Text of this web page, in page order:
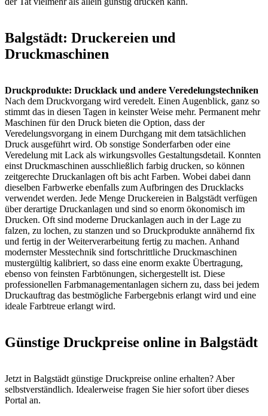
Balgstädt: Druckereien und
Druckmaschinen
Druckprodukte: Drucklack und andere Veredelungstechniken
Nach dem Druckvorgang wird veredelt. Einen Augenblick, ganz so
stimmt das in diesen Tagen in keinster Weise mehr. Permanent mehr
Maschinen für den Druck bieten die Option, dass der
Veredelungsvorgang in einem Durchgang mit dem tatsächlichen
Druck ausgeführt wird. Ob sonstige Sonderfarben oder eine
Veredelung mit Lack als wirkungsvolles Gestaltungsdetail. Konnten
einst Druckmaschinen ausschließlich farbig drucken, so können
zeitgerechte Druckanlagen oft bis acht Farben. Wobei dabei dann
dieselben Farbwerke ebenfalls zum Aufbringen des Drucklacks
verwendet werden. Jede Menge Druckereien in Balgstädt verfügen
über derartige Druckanlagen und sind so enorm ökonomisch im
Drucken. Oft sind moderne Druckanlagen auch in der Lage zu
falzen, zu lochen, zu stanzen und so Druckprodukte annähernd fix
und fertig in der Weiterverarbeitung fertig zu machen. Anhand
modernster Messtechnik sind fortschrittliche Druckmaschinen
mustergültig kalibriert, so dass eine enorm exakte Übertragung,
ebenso von feinsten Farbtönungen, sichergestellt ist. Diese
professionellen Farbmanagementanlagen sichern zu, dass bei jedem
Druckauftrag das bestmögliche Farbergebnis erlangt wird und eine
ideale Farbtreue erlangt wird.
Günstige Druckpreise online in Balgstädt
Jetzt in Balgstädt günstige Druckpreise online erhalten? Aber
selbstverständlich. Idealerweise fragen Sie hier sofort über dieses
Portal an.